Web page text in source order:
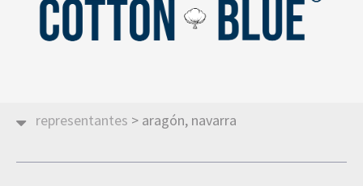
representantes > aragón, navarra